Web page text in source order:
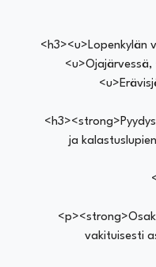
<h3><u>Lopenkylän
ja
vakituisesti